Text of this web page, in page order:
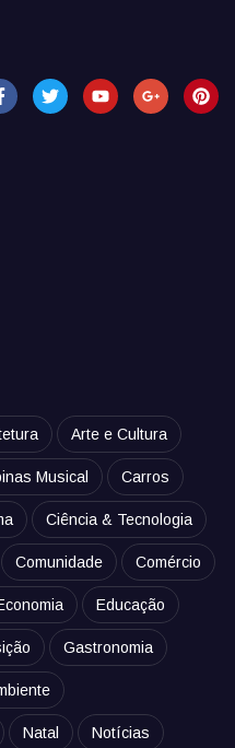
Arte e Cultura
Musical Carros
Ciência & Tecnologia
Comunidade Comércio
Educação
Gastronomia
Natal Notícias